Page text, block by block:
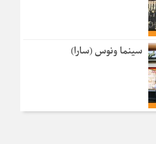
سینما ونوس (سارا)